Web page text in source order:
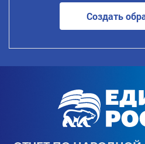
Создать